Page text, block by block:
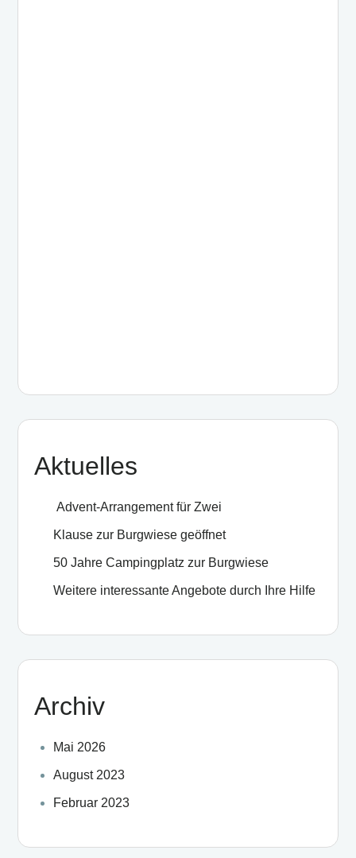
Aktuelles
Advent-Arrangement für Zwei
Klause zur Burgwiese geöffnet
50 Jahre Campingplatz zur Burgwiese
Weitere interessante Angebote durch Ihre Hilfe
Archiv
Mai 2026
August 2023
Februar 2023